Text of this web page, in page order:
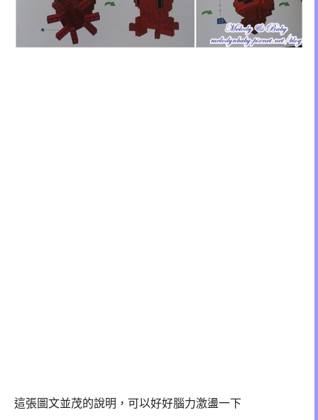
這張圖文並茂的說明，可以好好腦力激盪一下